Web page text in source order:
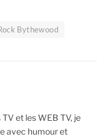
Bythewood
et les WEB TV, je
avec humour et